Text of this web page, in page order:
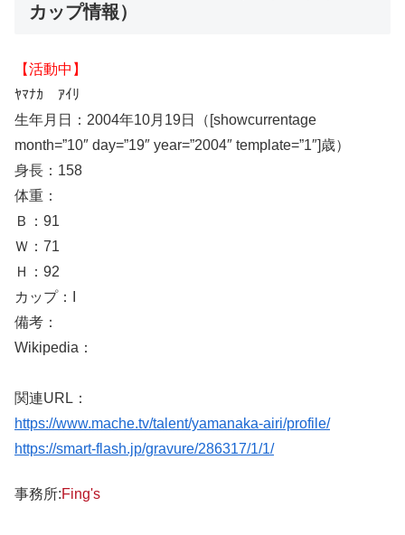
カップ情報）
【活動中】
ﾔﾏﾅｶ ｱｲﾘ
生年月日：2004年10月19日（[showcurrentage
month=”10″ day=”19″ year=”2004″ template=”1″]歳）
身長：158
体重：
Ｂ：91
Ｗ：71
Ｈ：92
カップ：I
備考：
Wikipedia：
関連URL：
https://www.mache.tv/talent/yamanaka-airi/profile/
https://smart-flash.jp/gravure/286317/1/1/
事務所:Fing's